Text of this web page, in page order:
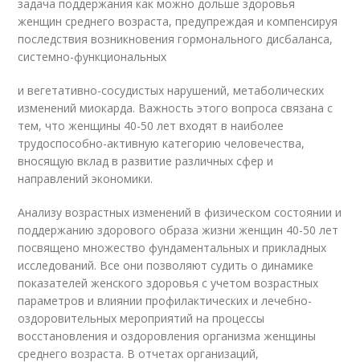
задача поддержания как можно дольше здоровья
женщин среднего возраста, предупреждая и компенсируя
последствия возникновения гормонального дисбаланса,
системно-функциональных
и вегетативно-сосудистых нарушений, метаболических
изменений миокарда. Важность этого вопроса связана с
тем, что женщины 40-50 лет входят в наиболее
трудоспособно-активную категорию человечества,
вносящую вклад в развитие различных сфер и
направлений экономики.
Анализу возрастных изменений в физическом состоянии и
поддержанию здорового образа жизни женщин 40-50 лет
посвящено множество фундаментальных и прикладных
исследований. Все они позволяют судить о динамике
показателей женского здоровья с учетом возрастных
параметров и влиянии профилактических и лечебно-
оздоровительных мероприятий на процессы
восстановления и оздоровления организма женщины
среднего возраста. В отчетах организаций,